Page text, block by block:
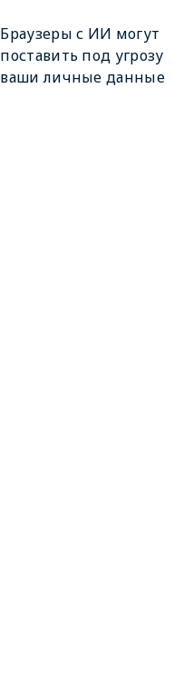
Браузеры с ИИ могут
поставить под угрозу
ваши личные данные